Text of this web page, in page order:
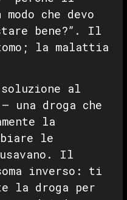
che devo
bene?”. Il
la malattia
al
una droga che
la
le
Il
inverso: ti
la droga per